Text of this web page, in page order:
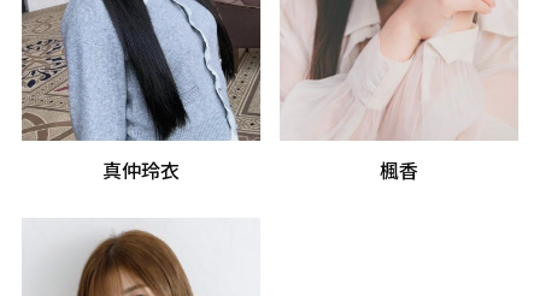
真仲玲衣 楓香